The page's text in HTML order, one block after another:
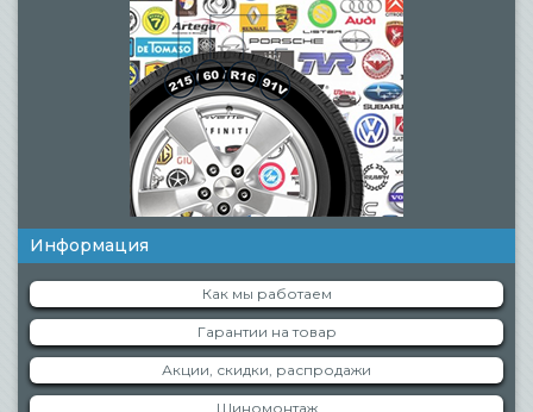
Информация
Как мы работаем
Гарантии на товар
Акции, скидки, распродажи
Шиномонтаж